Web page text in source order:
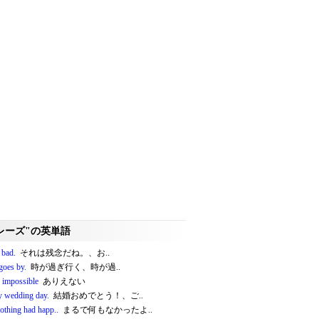
ーズ"の英単語
それは残念だね。、お..
by. 時が過ぎ行く、時が過..
impossible ありえない
wedding day. 結婚おめでとう！、ご..
had happ.. まるで何もなかったよ..